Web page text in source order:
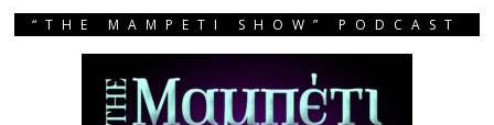
“THE MAMPETI SHOW” PODCAST